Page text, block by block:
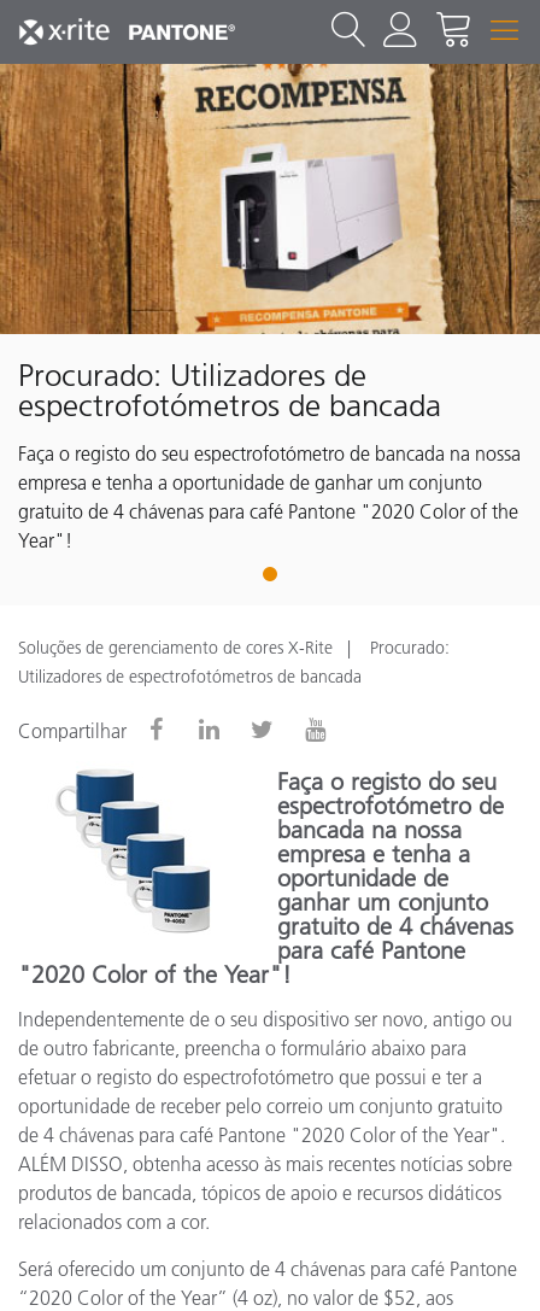
Procurado: Utilizadores de
espectrofotómetros de bancada
Faça o registo do seu espectrofotómetro de bancada na nossa
empresa e tenha a oportunidade de ganhar um conjunto
gratuito de 4 chávenas para café Pantone "2020 Color of the
Year"!
1
Soluções de gerenciamento de cores X-Rite
Procurado:
Utilizadores de espectrofotómetros de bancada
Compartilhar
Faça o registo do seu
espectrofotómetro de
bancada na nossa
empresa e tenha a
oportunidade de
ganhar um conjunto
gratuito de 4 chávenas
para café Pantone
"2020 Color of the Year"!
Independentemente de o seu dispositivo ser novo, antigo ou
de outro fabricante, preencha o formulário abaixo para
efetuar o registo do espectrofotómetro que possui e ter a
oportunidade de receber pelo correio um conjunto gratuito
de 4 chávenas para café Pantone "2020 Color of the Year".
ALÉM DISSO, obtenha acesso às mais recentes notícias sobre
produtos de bancada, tópicos de apoio e recursos didáticos
relacionados com a cor.
Será oferecido um conjunto de 4 chávenas para café Pantone
“2020 Color of the Year” (4 oz), no valor de $52, aos